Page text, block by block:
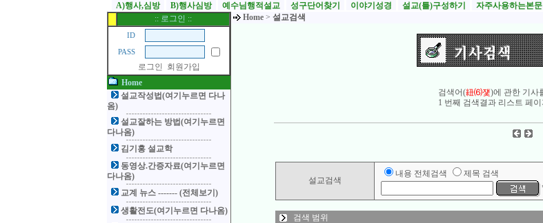
A)행사,심방
B)행사심방 예수님행적설교 성구단어찾기 이야기성경 설교(틀)구성하기 자주사용하는본문
:: 로그인 ::
ID
PASS
로그인
회원가입
Home
설교작성법(여기누르면 다나
옴)
설교잘하는 방법(여기누르면
다나옴)
김기홍 설교학
동영상.간증자료(여기누르면
다나옴)
교계 뉴스 ------- (전체보기)
생활전도(여기누르면 다나옴)
Home > 설교검색
검색어(紐⑹쟻)에 관한 기사
1 번째 검색결과 리스트 페
설교검색
내용 전체검색
제목 검색
검색 범위